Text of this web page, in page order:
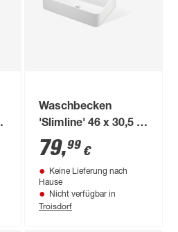
Waschbecken
'Slimline' 46 x 30,5 x
10,5 cm weiß
79,99 €
Keine Lieferung nach
Hause
Nicht verfügbar in
Troisdorf